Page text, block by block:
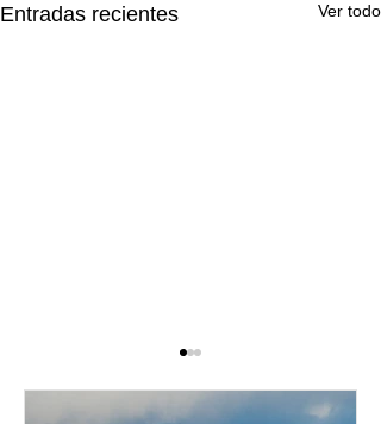
Entradas recientes Ver todo